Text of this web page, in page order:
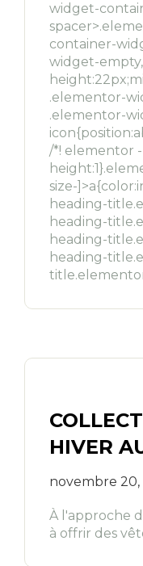
widget-
container-
widget-
.elementor-
.elementor-
/*! elementor
size-
heading-
heading-
heading-
heading-
HIVER
novembre 20,
À l'approche
à offrir des